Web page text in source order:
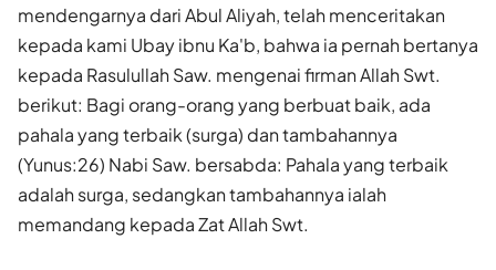
mendengarnya dari Abul Aliyah, telah menceritakan
kepada kami Ubay ibnu Ka'b, bahwa ia pernah bertanya
kepada Rasulullah Saw. mengenai firman Allah Swt.
berikut: Bagi orang-orang yang berbuat baik, ada
pahala yang terbaik (surga) dan tambahannya
(Yunus:26) Nabi Saw. bersabda: Pahala yang terbaik
adalah surga, sedangkan tambahannya ialah
memandang kepada Zat Allah Swt.